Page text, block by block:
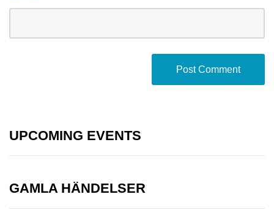
UPCOMING EVENTS
GAMLA HÄNDELSER